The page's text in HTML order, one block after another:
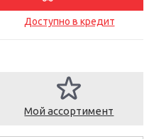
Доступно в кредит
Мой ассортимент